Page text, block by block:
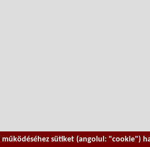
sütiket (angolul: "cookie")